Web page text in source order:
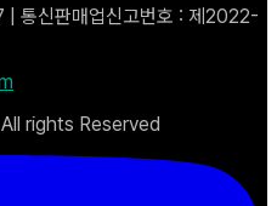
통신판매업신고번호 : 제2022-
rights Reserved